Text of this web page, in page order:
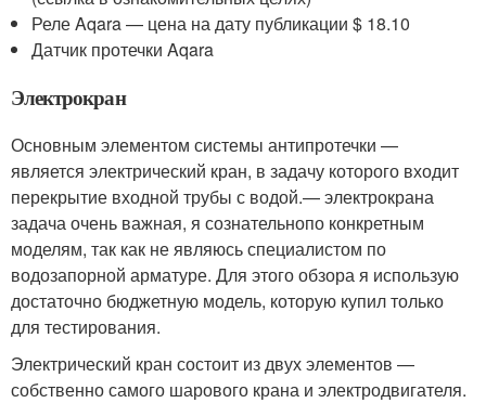
Реле Aqara — цена на дату публикации $ 18.10
Датчик протечки Aqara
Электрокран
Основным элементом системы антипротечки —
является электрический кран, в задачу которого входит
перекрытие входной трубы с водой.— электрокрана
задача очень важная, я сознательнопо конкретным
моделям, так как не являюсь специалистом по
водозапорной арматуре. Для этого обзора я использую
достаточно бюджетную модель, которую купил только
для тестирования.
Электрический кран состоит из двух элементов —
собственно самого шарового крана и электродвигателя.